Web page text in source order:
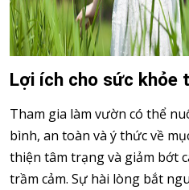
Lợi ích cho sức khỏe
Tham gia làm vườn có thể
bình, an toàn và ý thức về
thiện tâm trạng và giảm bớt
trầm cảm. Sự hài lòng bắt